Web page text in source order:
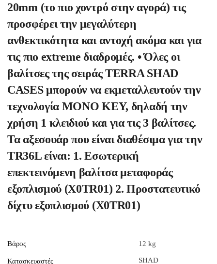
20mm (το πιο χοντρό στην αγορά) τις
προσφέρει την μεγαλύτερη
ανθεκτικότητα και αντοχή ακόμα και για
τις πιο extreme διαδρομές. • Όλες οι
βαλίτσες της σειράς TERRA SHAD
CASES μπορούν να εκμεταλλευτούν την
τεχνολογία MONO KEY, δηλαδή την
χρήση 1 κλειδιού και για τις 3 βαλίτσες.
Τα αξεσουάρ που είναι διαθέσιμα για την
TR36L είναι: 1. Εσωτερική
επεκτεινόμενη βαλίτσα μεταφοράς
εξοπλισμού (X0TR01) 2. Προστατευτικό
δίχτυ εξοπλισμού (X0TR01)
Βάρος 12 kg
Κατασκευαστές SHAD